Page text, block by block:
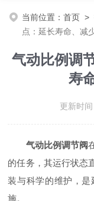
当前位置：首页 >
点：延长寿命、减
气动比例调
寿
更新时
气动比例调节阀
的任务，其运行状态
装与科学的维护，
施。